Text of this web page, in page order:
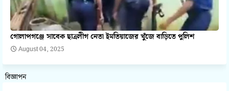
গোলাপগঞ্জে সাবেক ছাত্রলীগ নেতা ইমতিয়াজের খুঁজে বাড়িতে পুলিশ
August 04, 2025
বিজ্ঞাপন